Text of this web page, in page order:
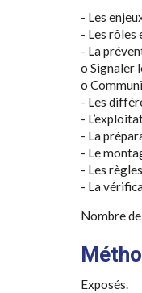
- Les
- Les rôles
- La
o Signaler
o
- Les
-
- La
- Le
- Les
- La
Nombre
Exposés.